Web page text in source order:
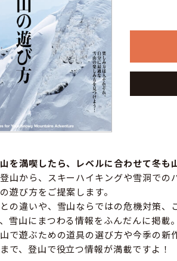
を満喫したら、レベルに合わせて冬も
山から、スキーハイキングや雪洞での
遊び方をご提案します。
の違いや、雪山ならではの危機対策、
雪山にまつわる情報をふんだんに掲載。
で遊ぶための道具の選び方や今季の新
で、登山で役立つ情報が満載ですよ！